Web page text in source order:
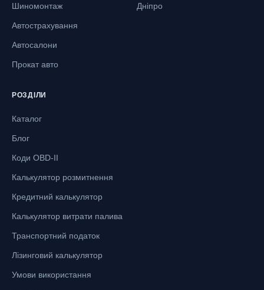
Шиномонтаж
Автострахування
Автосалони
Прокат авто
Дніпро
РОЗДІЛИ
Каталог
Блог
Коди OBD-II
Калькулятор розмитнення
Кредитний калькулятор
Калькулятор витрати палива
Транспортний податок
Лізинговий калькулятор
Умови використання